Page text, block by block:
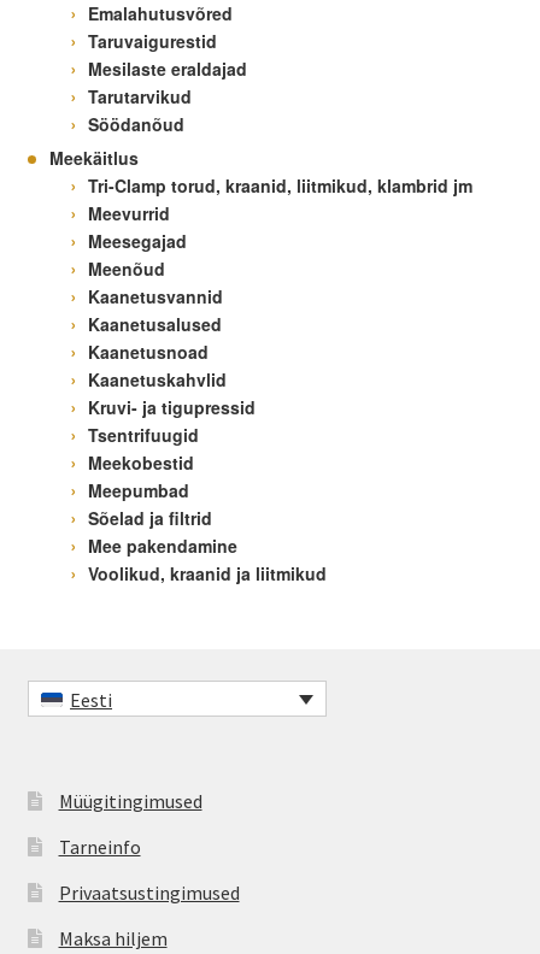
Emalahutusvõred
Taruvaigurestid
Mesilaste eraldajad
Tarutarvikud
Söödanõud
Meekäitlus
Tri-Clamp torud, kraanid, liitmikud, klambrid jm
Meevurrid
Meesegajad
Meenõud
Kaanetusvannid
Kaanetusalused
Kaanetusnoad
Kaanetuskahvlid
Kruvi- ja tigupressid
Tsentrifuugid
Meekobestid
Meepumbad
Sõelad ja filtrid
Mee pakendamine
Voolikud, kraanid ja liitmikud
Eesti
Müügitingimused
Tarneinfo
Privaatsustingimused
Maksa hiljem